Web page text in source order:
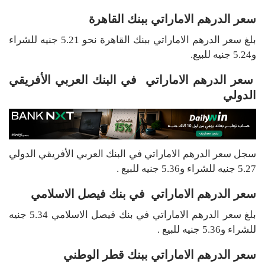
سعر الدرهم الاماراتي ببنك القاهرة
بلغ سعر الدرهم الاماراتي ببنك القاهرة نحو 5.21 جنيه للشراء
و5.24 جنيه للبيع.
سعر الدرهم الاماراتي في البنك العربي الأفريقي
الدولي
سجل سعر الدرهم الاماراتي في البنك العربي الأفريقي الدولي
5.27 جنيه للشراء و5.36 جنيه للبيع .
سعر الدرهم الاماراتي في بنك فيصل الاسلامي
بلغ سعر الدرهم الاماراتي في بنك فيصل الاسلامي 5.34 جنيه
للشراء و5.36 جنيه للبيع .
سعر الدرهم الاماراتي ببنك قطر الوطني